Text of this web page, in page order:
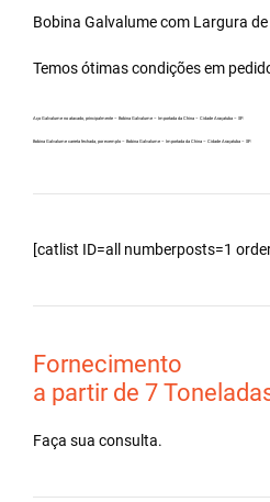
Bobina Galvalumecom Largura
Temos ótimas condições em
Aço Galvalume no atacado, principalmente – Bobina Galvalume – Importada da China – Cidade Araçatuba – SP.
Bobina Galvalume carreta fechada, por exemplo – Bobina Galvalume – Importada da China – Cidade Araçatuba – SP.
[catlist ID=all numberposts=1
Fornecimento
a partir de 7
Faça sua consulta.